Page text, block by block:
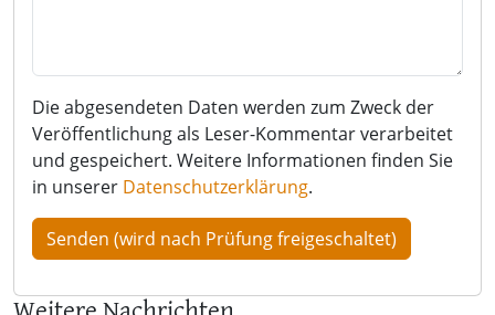
Die abgesendeten Daten werden zum Zweck der
Veröffentlichung als Leser-Kommentar verarbeitet
und gespeichert. Weitere Informationen finden Sie
in unserer Datenschutzerklärung.